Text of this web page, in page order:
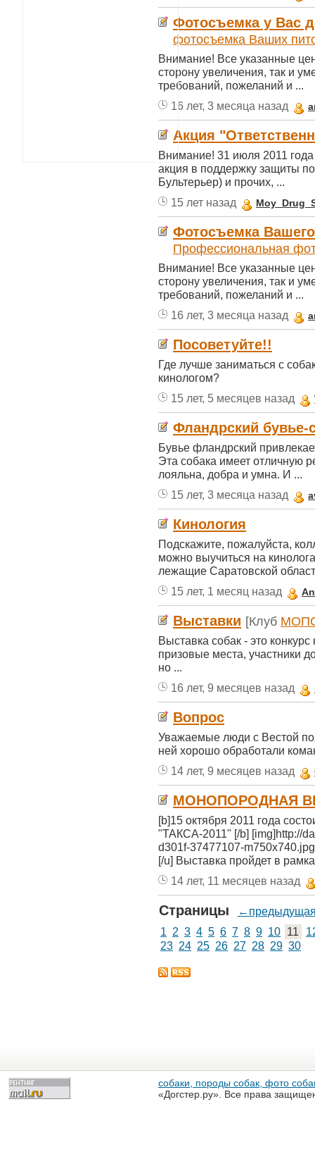
Фотосъемка у Вас
фотосъемка Ваших
Внимание! Все указанные
сторону увеличения, так и
требований, пожеланий и ...
16 лет, 3 месяца назад
Акция
Внимание! 31 июля 2011
акция в поддержку защиты
Бультерьер) и прочих, ...
15 лет назад
Фотосъемка
Профессиональная
Внимание! Все указанные
сторону увеличения, так и
требований, пожеланий и ...
16 лет, 3 месяца назад
Посоветуйте!!
Где лучше заниматься с
кинологом?
15 лет, 5 месяцев назад
Фландрский бувье-
Бувье фландрский
Эта собака имеет отличную
лояльна, добра и умна. И ...
15 лет, 3 месяца назад
Кинология
Подскажите, пожалуйста,
можно выучиться на
лежащие Саратовской
15 лет, 1 месяц назад
Выставки [Клуб
Выставка собак - это
призовые места, участники
но ...
16 лет, 9 месяцев назад
Вопрос
Уважаемые люди с Вестой
ней хорошо обработали
14 лет, 9 месяцев назад
МОНОПОРОДНАЯ
[b]15 октября 2011 года
"ТАКСА-2011" [/b] [img]http://
d301f-37477107-
[/u] Выставка пройдет в
14 лет, 11 месяцев назад
Страницы
1 2 3 4 5 6 7 8 9 10 11
23 24 25 26 27 28 29 30
собаки, породы собак, фото
«Догстер.ру». Все права